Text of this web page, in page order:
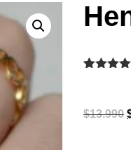
a
$13.990